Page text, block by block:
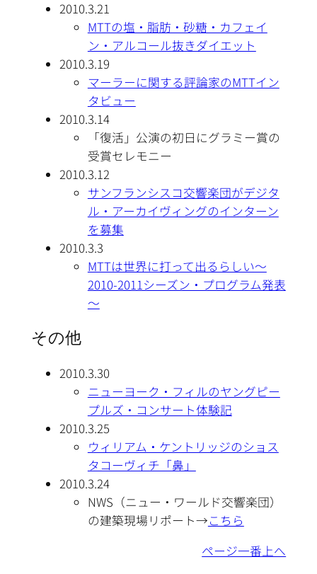
2010.3.21
MTTの塩・脂肪・砂糖・カフェイ
ン・アルコール抜きダイエット
2010.3.19
マーラーに関する評論家のMTTイン
タビュー
2010.3.14
「復活」公演の初日にグラミー賞の
受賞セレモニー
2010.3.12
サンフランシスコ交響楽団がデジタ
ル・アーカイヴィングのインターン
を募集
2010.3.3
MTTは世界に打って出るらしい～
2010-2011シーズン・プログラム発表
～
その他
2010.3.30
ニューヨーク・フィルのヤングピー
プルズ・コンサート体験記
2010.3.25
ウィリアム・ケントリッジのショス
タコーヴィチ「鼻」
2010.3.24
NWS（ニュー・ワールド交響楽団）
の建築現場リポート→こちら
ページ一番上へ